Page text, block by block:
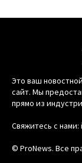
Это ваш
сайт. Мы
прямо из
Свяжитесь с нами:
© ProNews. Все